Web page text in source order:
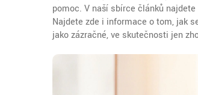
pomoc. V naší sbírce článků
Najdete zde i informace o tom, jak
jako zázračné, ve skutečnosti jen